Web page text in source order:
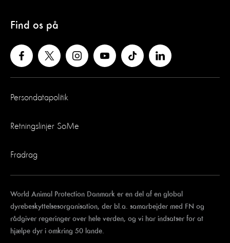
Find os på
Persondatapolitik
Retningslinjer SoMe
Fradrag
World Animal Protection Danmark er en del af en global
dyrebeskyttelsesorganisation, der bl.a. samarbejder med FN og
rådgiver regeringer over hele verden, og vi har indsatser for at
hjælpe dyr i omkring 50 lande.